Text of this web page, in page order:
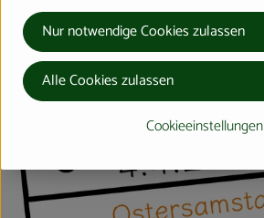
Cookieeinstellungen
Nur notwendige Cookies zulassen
Alle Cookies zulassen